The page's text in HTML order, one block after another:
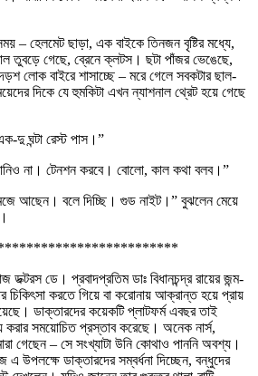
– হেলমেট ছাড়া, এক বাইকে তিনজন বৃষ্টির মধ্যে,
গেছে, ব্রেনে ক্লটস। ছটা পাঁজর ভেঙেছে,
লোক বাইরে শাসাচ্ছে – মরে গেলে সবকটার ছাল-
দিকে যে হুমকিটা এখন ন্যাশনাল থ্রেট হয়ে গেছে
দু ঘন্টা রেস্ট পাস।”
না। টেনশন করবে। বোলো, কাল কথা বলব।”
আছেন। বলে দিচ্ছি। গুড নাইট।” বুঝলেন মেয়ে
ডে। প্রবাদপ্রতিম ডাঃ বিধানচন্দ্র রায়ের জন্ম-
করতে গিয়ে বা করোনায় আক্রান্ত হয়ে প্রায়
ডাক্তারদের কয়েকটি প্লাটফর্ম এবছর তাই
করার সময়োচিত প্রস্তাব করেছে। অনেক নার্স,
গেছেন – সে সংখ্যাটা উনি কোথাও পাননি অবশ্য।
এ উপলক্ষে ডাক্তারদের সম্বর্ধনা দিচ্ছেন, বন্ধুদের